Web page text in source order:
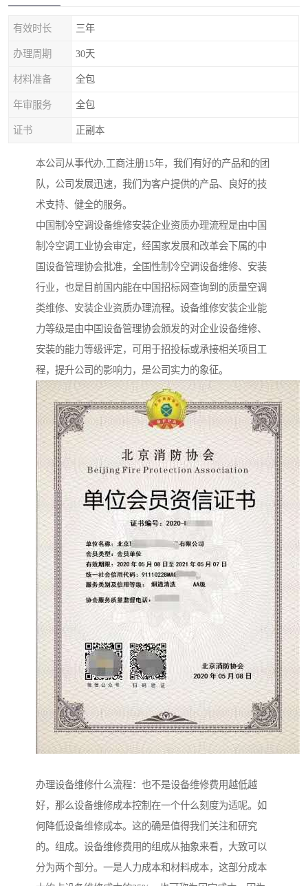
有效时长 三年
办理周期 30天
材料准备 全包
年审服务 全包
证书 正副本
本公司从事代办,工商注册15年，我们有好的产品和的团
队，公司发展迅速，我们为客户提供的产品、良好的技
术支持、健全的服务。
中国制冷空调设备维修安装企业资质办理流程是由中国
制冷空调工业协会审定，经国家发展和改革会下属的中
国设备管理协会批准，全国性制冷空调设备维修、安装
行业，也是目前国内能在中国招标网查询到的质量空调
类维修、安装企业资质办理流程。设备维修安装企业能
力等级是由中国设备管理协会颁发的对企业设备维修、
安装的能力等级评定，可用于招投标或承接相关项目工
程，提升公司的影响力，是公司实力的象征。
办理设备维修什么流程：也不是设备维修费用越低越
好，那么设备维修成本控制在一个什么刻度为适呢。如
何降低设备维修成本。这的确是值得我们关注和研究
的。组成。设备维修费用的组成从抽象来看，大致可以
分为两个部分。一是人力成本和材料成本，这部分成本